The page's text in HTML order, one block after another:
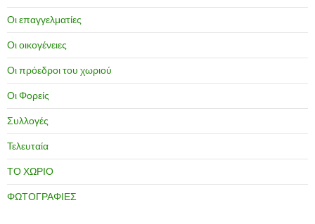
Οι επαγγελματίες
Οι οικογένειες
Οι πρόεδροι του χωριού
Οι Φορείς
Συλλογές
Τελευταία
ΤΟ ΧΩΡΙΟ
ΦΩΤΟΓΡΑΦΙΕΣ